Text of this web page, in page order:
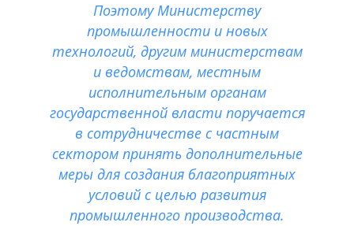
Поэтому Министерству
промышленности и новых
технологий, другим министерствам
и ведомствам, местным
исполнительным органам
государственной власти поручается
в сотрудничестве с частным
сектором принять дополнительные
меры для создания благоприятных
условий с целью развития
промышленного производства.